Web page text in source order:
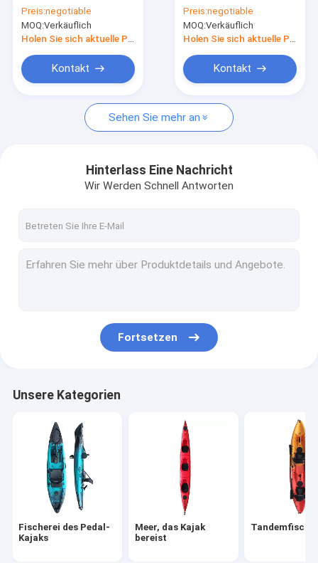
Fordern Sie ein Zitat
Fischerei des Pedal-Kajaks
Meer, das Kajak bereist
Fuß-Pedal-Kajak
Sit On Top Kayak
Das Reisen schlürft Brett
Grad 529 lbs bereist
Preis:negotiable
MOQ:Verkäuflich
Holen Sie sich aktuelle Preis
Kontakt
Kapazitäts-
Preis:negotiable
MOQ:Verkäuflich
Holen Sie sich aktuelle Preis
Kontakt
Sehen Sie mehr an
Hinterlass Eine Nachricht
Wir Werden Schnell Antworten
Fortsetzen
Unsere Kategorien
Fischerei des Pedal-
Kajaks
Meer, das Kajak
bereist